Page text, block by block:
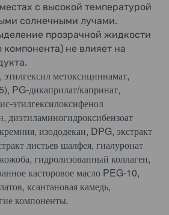
с высокой температурой
солнечными лучами.
прозрачной жидкости
не влияет на
этилгексил метоксициннамат,
PG-дикаприлат/капринат,
этилгексилоксифенол
диэтиламиногидроксибензоат
изододекан, DPG, экстракт
листьев шалфея, гиалуронат
гидролизованный коллаген,
касторовое масло PEG-10,
ксантановая камедь,
компоненты.